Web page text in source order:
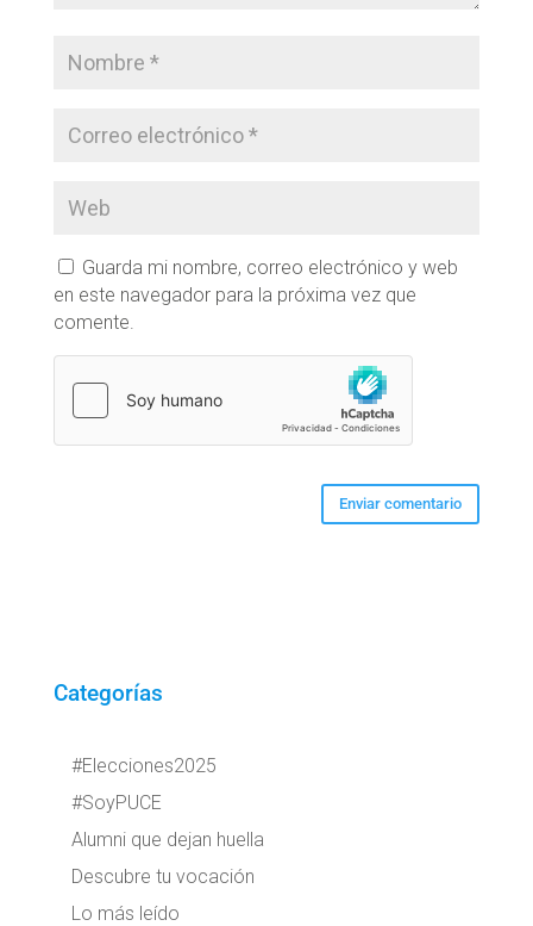
Guarda mi nombre, correo electrónico y web
en este navegador para la próxima vez que
comente.
Categorías
#Elecciones2025
#SoyPUCE
Alumni que dejan huella
Descubre tu vocación
Lo más leído